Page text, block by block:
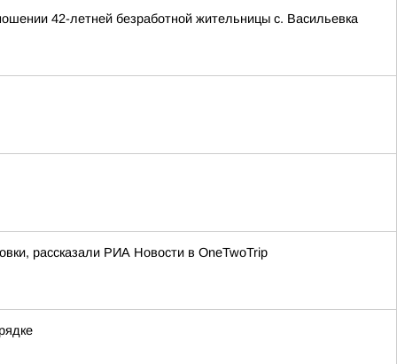
42-летней безработной жительницы с. Васильевка
рассказали РИА Новости в OneTwoTrip